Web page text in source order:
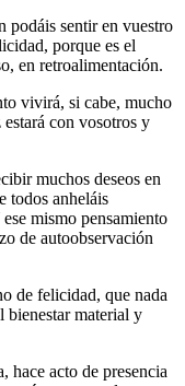
podáis sentir en vuestro
porque es el
en retroalimentación.
vivirá, si cabe, mucho
con vosotros y
muchos deseos en
todos anheláis
mismo pensamiento
de autoobservación
de felicidad, que nada
bienestar material y
hace acto de presencia